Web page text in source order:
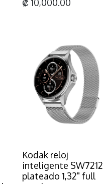
₡ 10,000.00
Kodak reloj
inteligente SW7212
plateado 1,32" full